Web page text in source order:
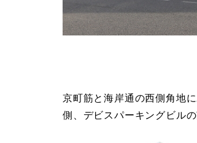
京町筋と海岸通の西側角地
側、デビスパーキングビルの